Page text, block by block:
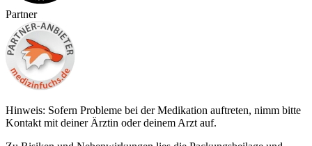
Partner
Hinweis: Sofern Probleme bei der Medikation auftreten, nimm bitte
Kontakt mit deiner Ärztin oder deinem Arzt auf.